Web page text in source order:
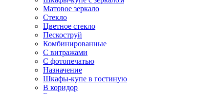
Матовое зеркало
Стекло
Цветное стекло
Пескоструй
Комбинированные
С витражами
С фотопечатью
Назначение
Шкафы-купе в гостиную
В коридор